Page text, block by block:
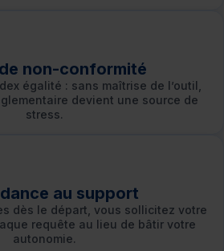
non-conformité
égalité : sans maîtrise de l’outil,
devient une source de
stress.
au support
dès le départ, vous sollicitez votre
requête au lieu de bâtir votre
autonomie.